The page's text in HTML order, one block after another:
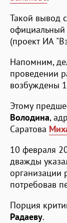
Такой вывод
официальный
(проект ИА
Напомним,
проведении
возбуждены
Этому
Володина,
Саратова
10 февраля
дважды
организации
потребовав
Порция
Радаеву.